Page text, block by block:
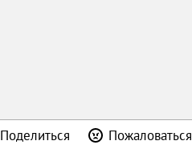
Поделиться Пожаловаться